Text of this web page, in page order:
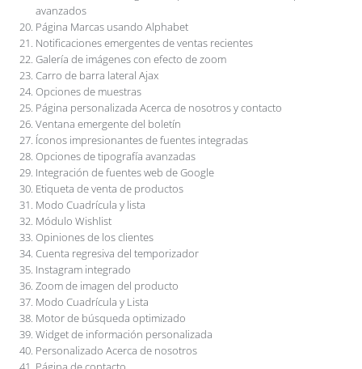
avanzados
Página Marcas usando Alphabet
Notificaciones emergentes de ventas recientes
Galería de imágenes con efecto de zoom
Carro de barra lateral Ajax
Opciones de muestras
Página personalizada Acerca de nosotros y contacto
Ventana emergente del boletín
Íconos impresionantes de fuentes integradas
Opciones de tipografía avanzadas
Integración de fuentes web de Google
Etiqueta de venta de productos
Modo Cuadrícula y lista
Módulo Wishlist
Opiniones de los clientes
Cuenta regresiva del temporizador
Instagram integrado
Zoom de imagen del producto
Modo Cuadrícula y Lista
Motor de búsqueda optimizado
Widget de información personalizada
Personalizado Acerca de nosotros